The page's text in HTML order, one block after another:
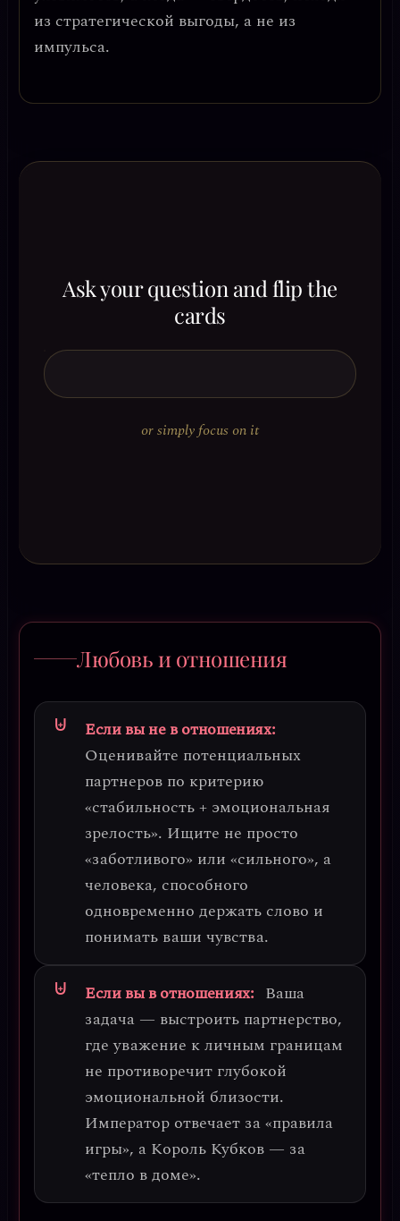
из стратегической выгоды, а не из
импульса.
Ask your question and flip the
cards
or simply focus on it
Любовь и отношения
Если вы не в отношениях:
Оценивайте потенциальных
партнеров по критерию
«стабильность + эмоциональная
зрелость». Ищите не просто
«заботливого» или «сильного», а
человека, способного
одновременно держать слово и
понимать ваши чувства.
Если вы в отношениях: Ваша
задача — выстроить партнерство,
гдеуважение к личным границам
не противоречит глубокой
эмоциональной близости.
Император отвечает за «правила
игры», а Король Кубков — за
«тепло в доме».